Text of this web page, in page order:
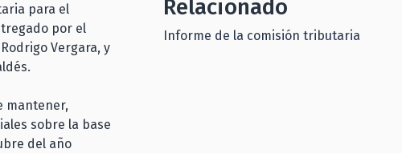
para el
por el
Vergara, y
mantener,
sobre la base
del año
Relacionado
Informe de la comisión tributaria